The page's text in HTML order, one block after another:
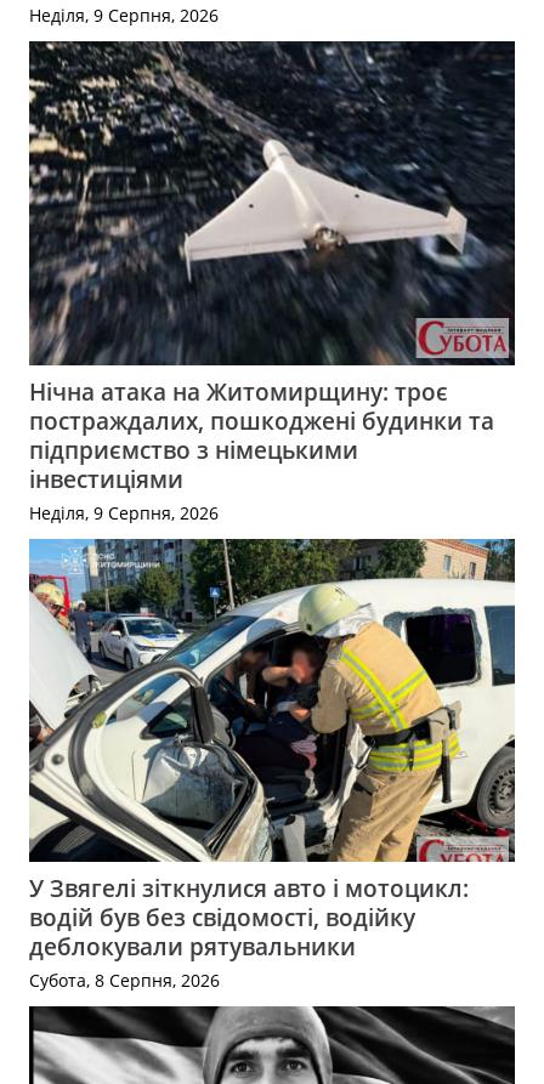
Неділя, 9 Серпня, 2026
Нічна атака на Житомирщину: троє
постраждалих, пошкоджені будинки та
підприємство з німецькими
інвестиціями
Неділя, 9 Серпня, 2026
У Звягелі зіткнулися авто і мотоцикл:
водій був без свідомості, водійку
деблокували рятувальники
Субота, 8 Серпня, 2026